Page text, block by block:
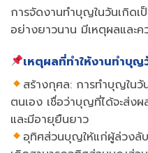
การจัดงานทำบุญในวันเกิด
อย่างยาวนาน มีเหตุผลและ
เหตุผลที่ทำให้งานทำบุ
สร้างกุศล: การทำบุญในวั
ตนเอง เชื่อว่าบุญที่ได้จะส่ง
และมีอายุยืนยาว
อุทิศส่วนบุญให้แก่ผู้ล่วงลั